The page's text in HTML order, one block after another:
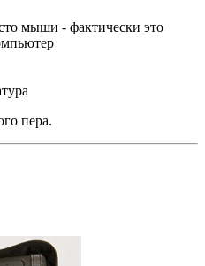
мыши - фактически это
пера.